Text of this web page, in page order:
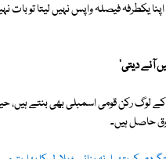
یکطرفہ فیصلہ واپس نہیں لیتا تو
آنے دیتی'
کے لوگ رکن قومی اسمبلی بھی بنتے
حاصل ہیں۔